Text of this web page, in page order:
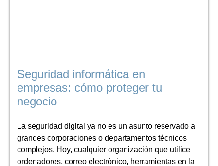
Seguridad informática en
empresas: cómo proteger tu
negocio
La seguridad digital ya no es un asunto reservado a
grandes corporaciones o departamentos técnicos
complejos. Hoy, cualquier organización que utilice
ordenadores, correo electrónico, herramientas en la